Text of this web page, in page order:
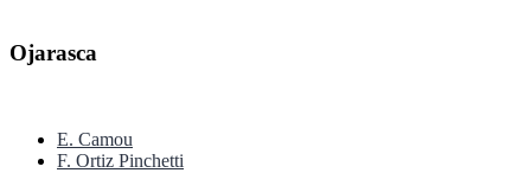
Ojarasca
E. Camou
F. Ortiz Pinchetti